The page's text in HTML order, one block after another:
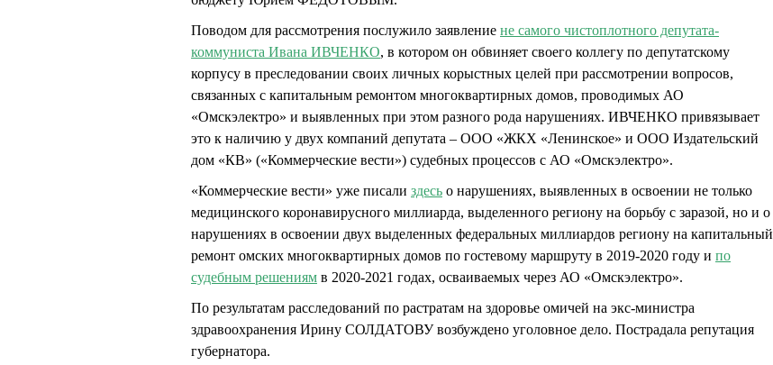
Поводом для рассмотрения послужило заявление не самого чистоплотного депутата-
коммуниста Ивана ИВЧЕНКО, в котором он обвиняет своего коллегу по депутатскому
корпусу в преследовании своих личных корыстных целей при рассмотрении вопросов,
связанных с капитальным ремонтом многоквартирных домов, проводимых АО
«Омскэлектро» и выявленных при этом разного рода нарушениях. ИВЧЕНКО привязывает
это к наличию у двух компаний депутата – ООО «ЖКХ «Ленинское» и ООО Издательский
дом «КВ» («Коммерческие вести») судебных процессов с АО «Омскэлектро».
«Коммерческие вести» уже писали здесь о нарушениях, выявленных в освоении не только
медицинского коронавирусного миллиарда, выделенного региону на борьбу с заразой, но и о
нарушениях в освоении двух выделенных федеральных миллиардов региону на капитальный
ремонт омских многоквартирных домов по гостевому маршруту в 2019-2020 году и по
судебным решениям в 2020-2021 годах, осваиваемых через АО «Омскэлектро».
По результатам расследований по растратам на здоровье омичей на экс-министра
здравоохранения Ирину СОЛДАТОВУ возбуждено уголовное дело. Пострадала репутация
губернатора.